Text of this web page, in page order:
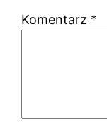
Komentarz *